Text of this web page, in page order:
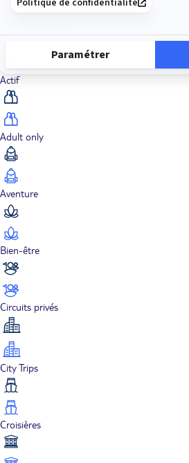
Actif
Adult only
Aventure
Bien-être
Circuits privés
City Trips
Croisières